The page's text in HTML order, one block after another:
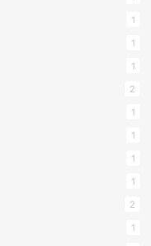
1
1
1
2
1
1
1
1
2
1